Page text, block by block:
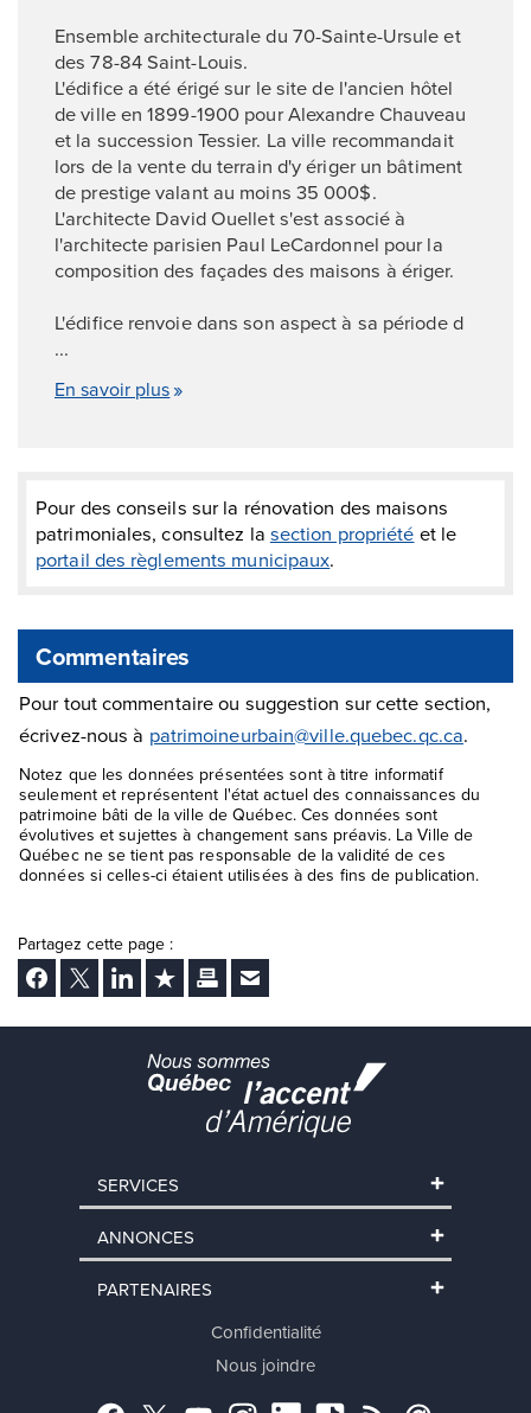
Ensemble architecturale du 70-Sainte-Ursule et
des 78-84 Saint-Louis.
L'édifice a été érigé sur le site de l'ancien hôtel
de ville en 1899-1900 pour Alexandre Chauveau
et la succession Tessier. La ville recommandait
lors de la vente du terrain d'y ériger un bâtiment
de prestige valant au moins 35 000$.
L'architecte David Ouellet s'est associé à
l'architecte parisien Paul LeCardonnel pour la
composition des façades des maisons à ériger.
L'édifice renvoie dans son aspect à sa période d
...
En savoir plus
Pour des conseils sur la rénovation des maisons
patrimoniales, consultez la section propriété et le
portail des règlements municipaux.
Commentaires
Pour tout commentaire ou suggestion sur cette section,
écrivez-nous à patrimoineurbain@ville.quebec.qc.ca.
Notez que les données présentées sont à titre informatif
seulement et représentent l'état actuel des connaissances du
patrimoine bâti de la ville de Québec. Ces données sont
évolutives et sujettes à changement sans préavis. La Ville de
Québec ne se tient pas responsable de la validité de ces
données si celles-ci étaient utilisées à des fins de publication.
Partagez cette page :
Facebook
Twitter LinkedInAjouter aux favoris
ImprimerEnvoyer Ã un ami
SERVICES
ANNONCES
PARTENAIRES
Confidentialité
Nous joindre